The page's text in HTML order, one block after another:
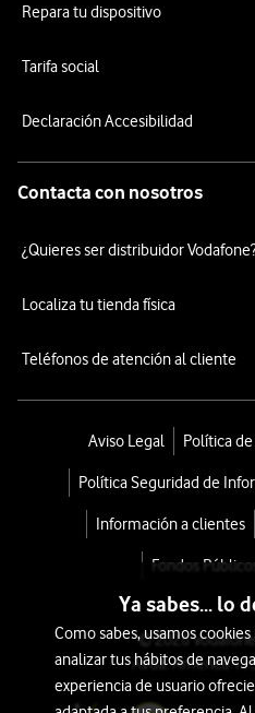
Repara tu dispositivo
Tarifa social
Declaración Accesibilidad
Contacta con nosotros
¿Quieres ser distribuidor
Localiza tu tienda física
Teléfonos de atención al cliente
Aviso Legal Política
Política Seguridad de
Información a clientes
Fondos
© 2026
Avda. América
Ya sabes... lo
Como sabes, usamos
analizar tus hábitos de
experiencia de usuario